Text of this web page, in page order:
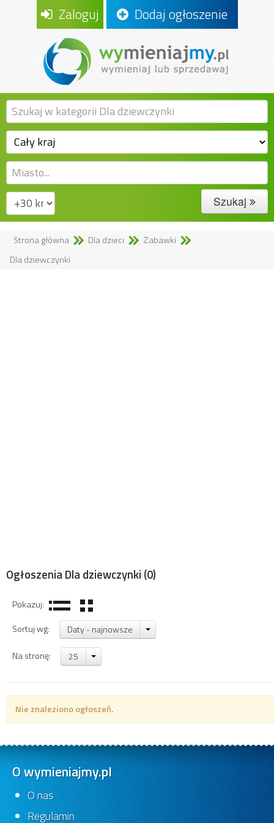
Zaloguj Dodaj ogłoszenie
Szukaj
Strona główna Dla dzieci
Zabawki
Dla dziewczynki
Ogłoszenia Dla dziewczynki (0)
Pokazuj:
Sortuj wg:
Daty - najnowsze
Na stronę: 25
Nie znaleziono ogłoszeń.
O wymieniajmy.pl
O nas
Regulamin